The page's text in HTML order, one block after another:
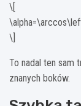
\[
\]
To nadal ten sam
znanych boków.